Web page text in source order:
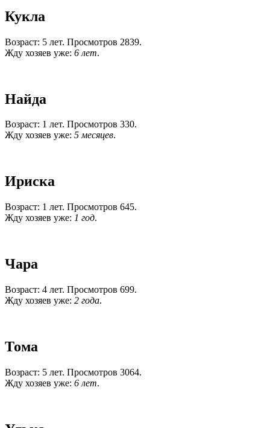
Кукла
Возраст: 5 лет. Просмотров 2839.
Жду хозяев уже: 6 лет.
Найда
Возраст: 1 лет. Просмотров 330.
Жду хозяев уже: 5 месяцев.
Ириска
Возраст: 1 лет. Просмотров 645.
Жду хозяев уже: 1 год.
Чара
Возраст: 4 лет. Просмотров 699.
Жду хозяев уже: 2 года.
Тома
Возраст: 5 лет. Просмотров 3064.
Жду хозяев уже: 6 лет.